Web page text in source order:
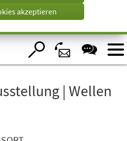
akzeptieren
| Wellen